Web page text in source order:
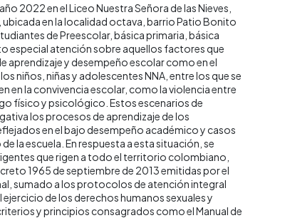
2022 en el Liceo Nuestra Señora de las Nieves,
en la localidad octava, barrio Patio Bonito
de Preescolar, básica primaria, básica
especial atención sobre aquellos factores que
aprendizaje y desempeño escolar como en el
niños, niñas y adolescentes NNA, entre los que se
en la convivencia escolar, como la violencia entre
físico y psicológico. Estos escenarios de
los procesos de aprendizaje de los
en el bajo desempeño académico y casos
la escuela. En respuesta a esta situación, se
que rigen a todo el territorio colombiano,
1965 de septiembre de 2013 emitidas por el
sumado a los protocolos de atención integral
ejercicio de los derechos humanos sexuales y
y principios consagrados como el Manual de